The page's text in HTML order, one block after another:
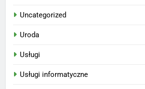
Uncategorized
Uroda
Usługi
Usługi informatyczne